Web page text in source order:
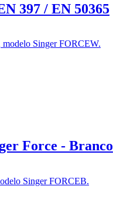
397 / EN 50365
Force - Branco